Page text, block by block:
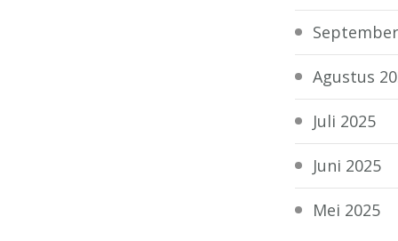
Agustus
Juli 2025
Juni 2025
Mei 2025